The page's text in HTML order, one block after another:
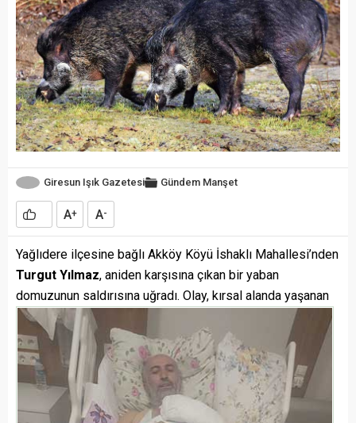
Giresun Işık Gazetesi Gündem Manşet
A+ A-
Yağlıdere ilçesine bağlı Akköy Köyü İshaklı Mahallesi’nden
Turgut Yılmaz, aniden karşısına çıkan bir yaban
domuzunun saldırısına uğradı. Olay, kırsal alanda yaşanan